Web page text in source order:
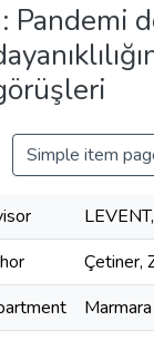
Pandemi
Simple item
Çetiner,